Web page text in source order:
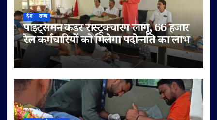
देश राज्य
पॉइंट्समैन कैडर रीस्ट्रक्चरिंग लागू, 66 हजार
रेल कर्मचारियों को मिलेगा पदोन्नति का लाभ